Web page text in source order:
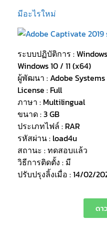
มีอะไรใหม่
ระบบปฏิบัติการ :
Windows 10 / 11 (x64)
ผู้พัฒนา : Adobe Systems
License : Full
ภาษา : Multilingual
ขนาด : 3 GB
ประเภทไฟล์ : RAR
รหัสผ่าน : load4u
สถานะ : ทดสอบแล้ว
วิธีการติดตั้ง : มี
ปรับปรุงลิ้งเมื่อ : 14/02/
ดา